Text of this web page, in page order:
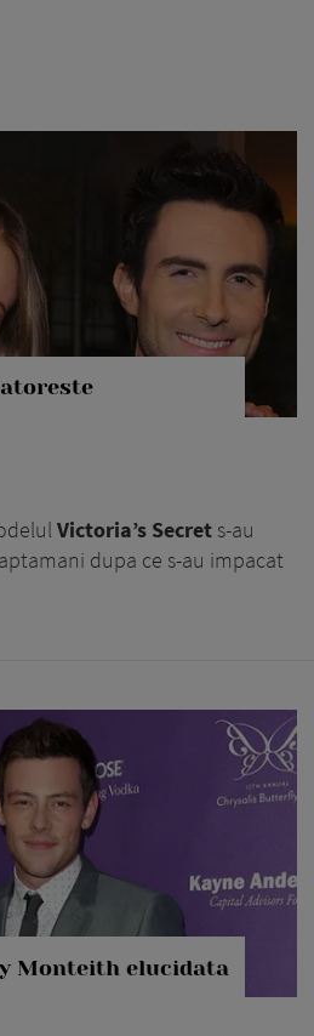
Victoria’s Secret s-au
dupa ce s-au impacat
Monteith elucidata